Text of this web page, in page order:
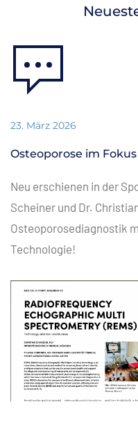
23. März 2026
Osteoporose im Fokus
Neu erschienen in der
Scheiner und Dr.
Osteoporosediagnostik
Technologie!